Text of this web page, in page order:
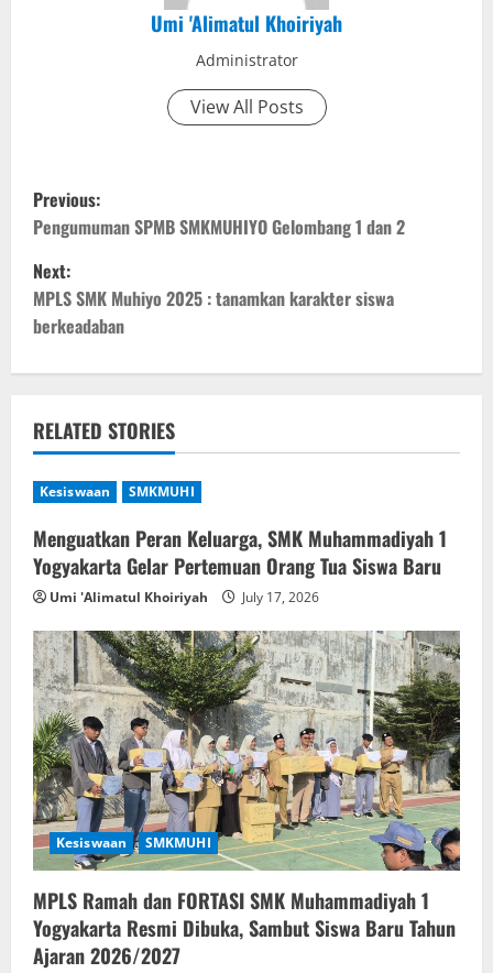
Umi 'Alimatul Khoiriyah
Administrator
View All Posts
P
o
s
t
n
a
v
i
g
a
t
i
o
n
Previous:
Pengumuman SPMB SMKMUHIYO Gelombang 1 dan 2
Next:
MPLS SMK Muhiyo 2025 : tanamkan karakter siswa
berkeadaban
RELATED STORIES
Kesiswaan SMKMUHI
Menguatkan Peran Keluarga, SMK Muhammadiyah 1
Yogyakarta Gelar Pertemuan Orang Tua Siswa Baru
Umi 'Alimatul Khoiriyah July 17, 2026
Kesiswaan SMKMUHI
MPLS Ramah dan FORTASI SMK Muhammadiyah 1
Yogyakarta Resmi Dibuka, Sambut Siswa Baru Tahun
Ajaran 2026/2027